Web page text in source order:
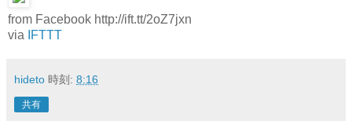
from Facebook http://ift.tt/2oZ7jxn
via
IFTTT
hideto 時刻: 8:16
共有